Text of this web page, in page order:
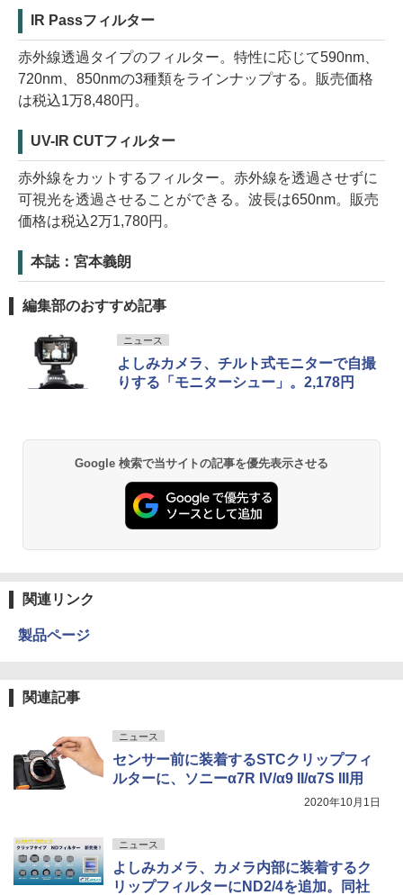
IR Passフィルター
赤外線透過タイプのフィルター。特性に応じて590nm、
720nm、850nmの3種類をラインナップする。販売価格
は税込1万8,480円。
UV-IR CUTフィルター
赤外線をカットするフィルター。赤外線を透過させずに
可視光を透過させることができる。波長は650nm。販売
価格は税込2万1,780円。
本誌：宮本義朗
編集部のおすすめ記事
ニュース
よしみカメラ、チルト式モニターで自撮
りする「モニターシュー」。2,178円
Google 検索で当サイトの記事を優先表示させる
関連リンク
製品ページ
関連記事
ニュース
センサー前に装着するSTCクリップフィ
ルターに、ソニーα7R IV/α9 II/α7S III用
2020年10月1日
ニュース
よしみカメラ、カメラ内部に装着するク
リップフィルターにND2/4を追加。同社